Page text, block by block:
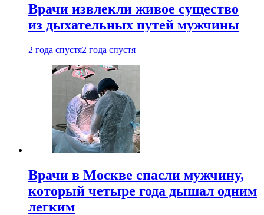
Врачи извлекли живое существо
из дыхательных путей мужчины
2 года спустя2 года спустя
Врачи в Москве спасли мужчину,
который четыре года дышал одним
легким